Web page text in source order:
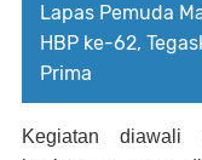
Lapas Pemuda
HBP ke-62,
Prima
Kegiatan diawali